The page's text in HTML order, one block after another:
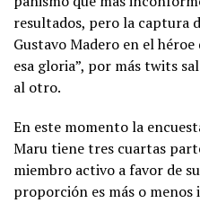
resultados, pero la captura
Gustavo Madero en el
esa gloria”, por más twits
al otro.
En este momento la
Maru tiene tres cuartas
miembro activo a favor de
proporción es más o menos